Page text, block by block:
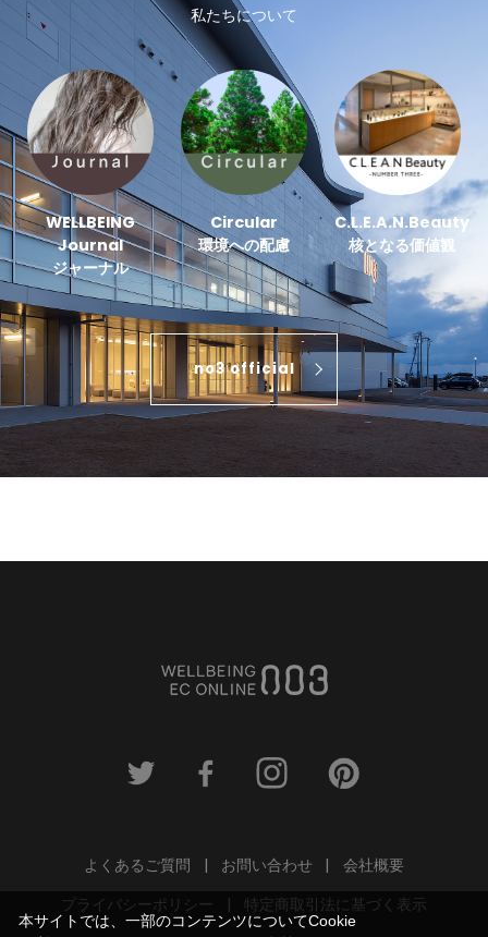
私たちについて
WELLBEING
Journal
ジャーナル
Circular
環境への配慮
C.L.E.A.N.Beauty
核となる価値観
no3 official
よくあるご質問 お問い合わせ
会社概要
プライバシーポリシー
特定商取引法に基づく表示
本サイトでは、一部のコンテンツについてCookie